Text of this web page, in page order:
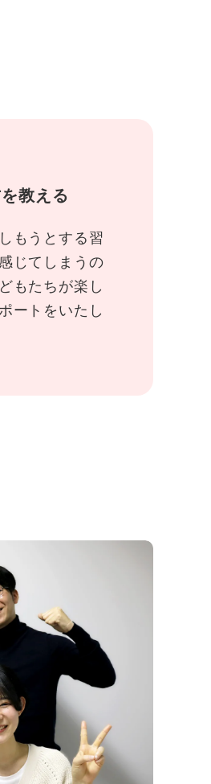
教える
もうとする習
じてしまうの
もたちが楽し
ートをいたし